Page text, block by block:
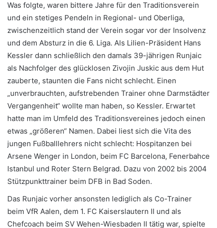
Was folgte, waren bittere Jahre für den Traditionsverein
und ein stetiges Pendeln in Regional- und Oberliga,
zwischenzeitlich stand der Verein sogar vor der Insolvenz
und dem Absturz in die 6. Liga. Als Lilien-Präsident Hans
Kessler dann schließlich den damals 39-jährigen Runjaic
als Nachfolger des glücklosen Zivojin Juskic aus dem Hut
zauberte, staunten die Fans nicht schlecht. Einen
„unverbrauchten, aufstrebenden Trainer ohne Darmstädter
Vergangenheit“ wollte man haben, so Kessler. Erwartet
hatte man im Umfeld des Traditionsvereines jedoch einen
etwas „größeren“ Namen. Dabei liest sich die Vita des
jungen Fußballlehrers nicht schlecht: Hospitanzen bei
Arsene Wenger in London, beim FC Barcelona, Fenerbahce
Istanbul und Roter Stern Belgrad. Dazu von 2002 bis 2004
Stützpunkttrainer beim DFB in Bad Soden.
Das Runjaic vorher ansonsten lediglich als Co-Trainer
beim VfR Aalen, dem 1. FC Kaiserslautern II und als
Chefcoach beim SV Wehen-Wiesbaden II tätig war, spielte